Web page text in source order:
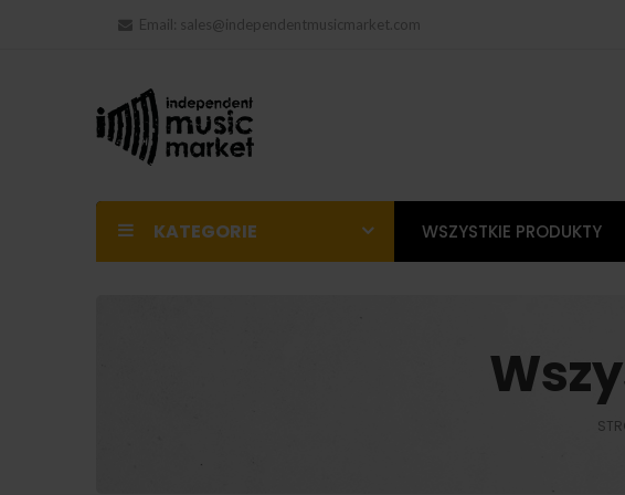
Email: sales@independentmusicmarket.com
KATEGORIE WSZYSTKIE PRODUKTY